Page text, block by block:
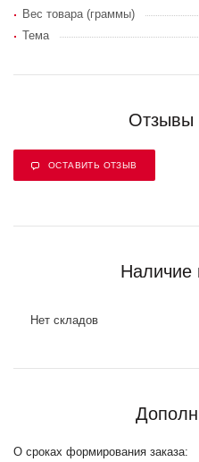
Вес товара (граммы)
Тема
Отзывы
ОСТАВИТЬ ОТЗЫВ
Наличие
Нет складов
О сроках формирования заказа: